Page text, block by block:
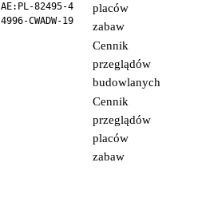
AE:PL-82495-4
4996-CWADW-19
placów
zabaw
Cennik
przeglądów
budowlanych
Cennik
przeglądów
placów
zabaw